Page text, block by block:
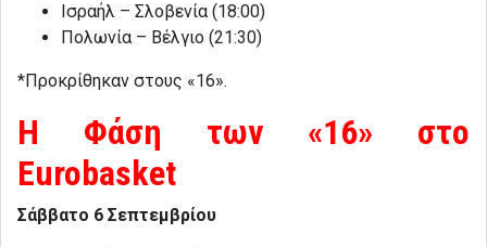
Ισραήλ – Σλοβενία (18:00)
Πολωνία – Βέλγιο (21:30)
*Προκρίθηκαν στους «16».
Η Φάση των «16» στο
Eurobasket
Σάββατο 6 Σεπτεμβρίου